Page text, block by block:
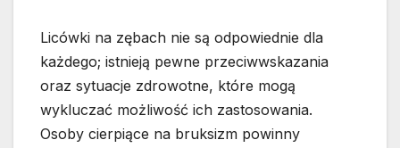
Licówki na zębach nie są odpowiednie dla
każdego; istnieją pewne przeciwwskazania
oraz sytuacje zdrowotne, które mogą
wykluczać możliwość ich zastosowania.
Osoby cierpiące na bruksizm powinny